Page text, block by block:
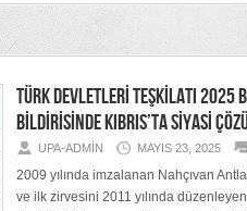
TÜRK DEVLETLERİ TEŞKİLATI 2025
BİLDİRİSİNDE KIBRIS’TA SİYASİ
UPA-ADMIN MAYIS 23, 2025
2009 yılında imzalanan Nahçıvan
ve ilk zirvesini 2011 yılında